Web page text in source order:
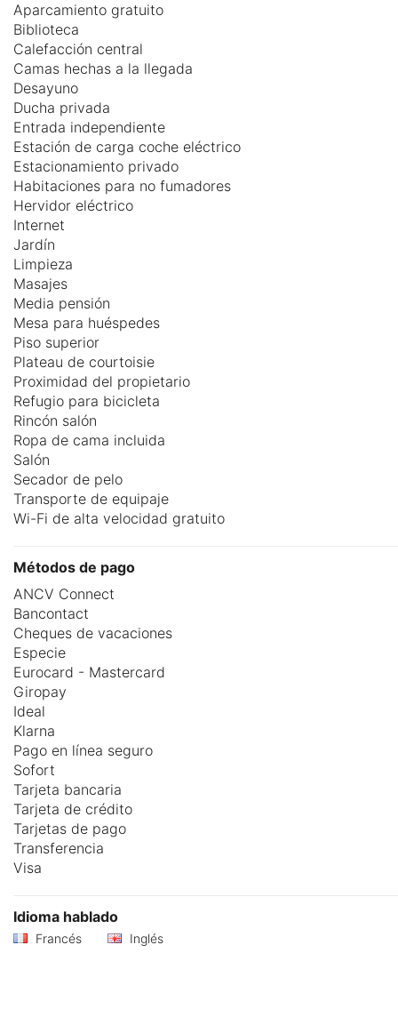
Aparcamiento gratuito
Biblioteca
Calefacción central
Camas hechas a la llegada
Desayuno
Ducha privada
Entrada independiente
Estación de carga coche eléctrico
Estacionamiento privado
Habitaciones para no fumadores
Hervidor eléctrico
Internet
Jardín
Limpieza
Masajes
Media pensión
Mesa para huéspedes
Piso superior
Plateau de courtoisie
Proximidad del propietario
Refugio para bicicleta
Rincón salón
Ropa de cama incluida
Salón
Secador de pelo
Transporte de equipaje
Wi-Fi de alta velocidad gratuito
Métodos de pago
ANCV Connect
Bancontact
Cheques de vacaciones
Especie
Eurocard - Mastercard
Giropay
Ideal
Klarna
Pago en línea seguro
Sofort
Tarjeta bancaria
Tarjeta de crédito
Tarjetas de pago
Transferencia
Visa
Idioma hablado
Francés Inglés